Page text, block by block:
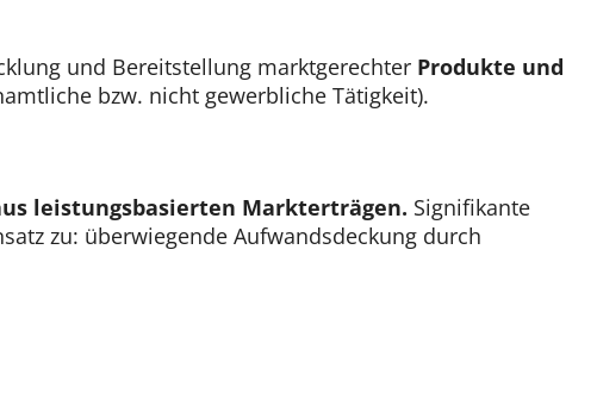
und Bereitstellung marktgerechter Produkte und
bzw. nicht gewerbliche Tätigkeit).
leistungsbasierten Markterträgen. Signifikante
zu: überwiegende Aufwandsdeckung durch